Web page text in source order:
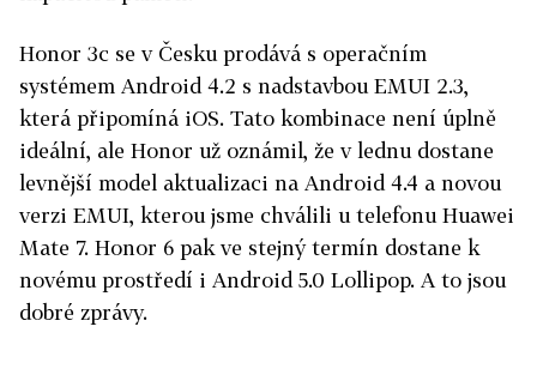
Honor 3c se v Česku prodává s operačním
systémem Android 4.2 s nadstavbou EMUI 2.3,
která připomíná iOS. Tato kombinace není úplně
ideální, ale Honor už oznámil, že v lednu dostane
levnější model aktualizaci na Android 4.4 a novou
verzi EMUI, kterou jsme chválili u telefonu Huawei
Mate 7. Honor 6 pak ve stejný termín dostane k
novému prostředí i Android 5.0 Lollipop. A to jsou
dobré zprávy.